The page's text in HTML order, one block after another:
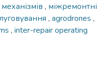
, міжремонтні
, agrodrones ,
, inter-repair operating